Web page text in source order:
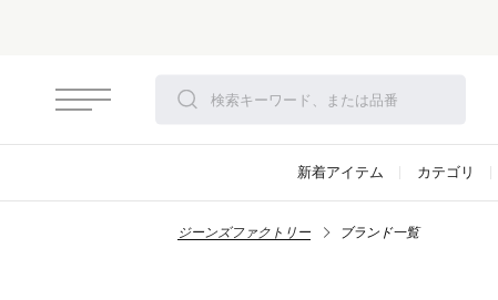
新着アイテム カテゴリ
ジーンズファクトリー ブランド一覧